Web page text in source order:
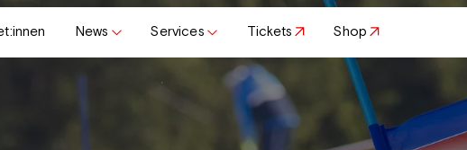
News Services Tickets Shop